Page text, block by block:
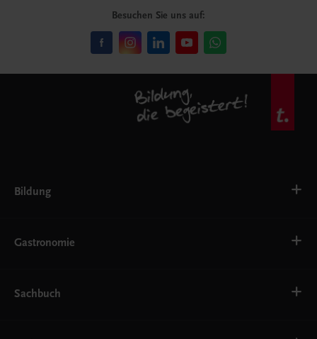
Besuchen Sie uns auf:
Bildung
AHS
EWF/ZWF
FW
Gastronomie
Getränke
Sachbuch